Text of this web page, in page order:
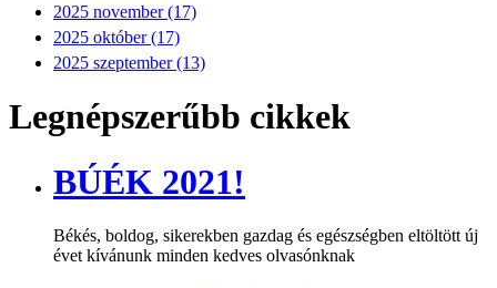
2025 november (17)
2025 október (17)
2025 szeptember (13)
Legnépszerűbb cikkek
BÚÉK 2021!
Békés, boldog, sikerekben gazdag és egészségben eltöltött új
évet kívánunk minden kedves olvasónknak